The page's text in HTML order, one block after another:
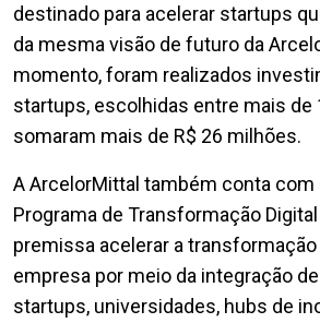
destinado para acelerar startups
da mesma visão de futuro da
momento, foram realizados
startups, escolhidas entre mais de
somaram mais de R$ 26 milhões.
A ArcelorMittal também conta com
Programa de Transformação
premissa acelerar a transformação
empresa por meio da integração
startups, universidades, hubs de